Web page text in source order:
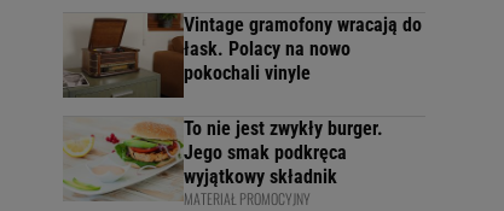
Vintage gramofony wracają do
łask. Polacy na nowo
pokochali vinyle
To nie jest zwykły burger.
Jego smak podkręca
wyjątkowy składnik
MATERIAŁ PROMOCYJNY